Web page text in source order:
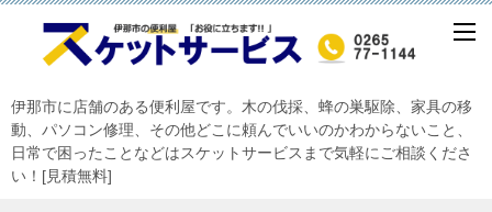
伊那市に店舗のある便利屋です。木の伐採、蜂の巣駆除、家具の移
動、パソコン修理、その他どこに頼んでいいのかわからないこと、
日常で困ったことなどはスケットサービスまで気軽にご相談くださ
い！[見積無料]